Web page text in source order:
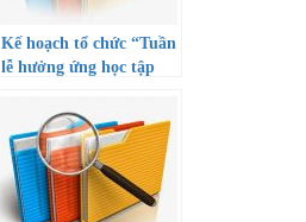
Kế hoạch tổ chức “Tuần
lễ hưởng ứng học tập
Công văn hướng dẫn
triển khai thực hiện